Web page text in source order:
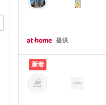
提供
新着